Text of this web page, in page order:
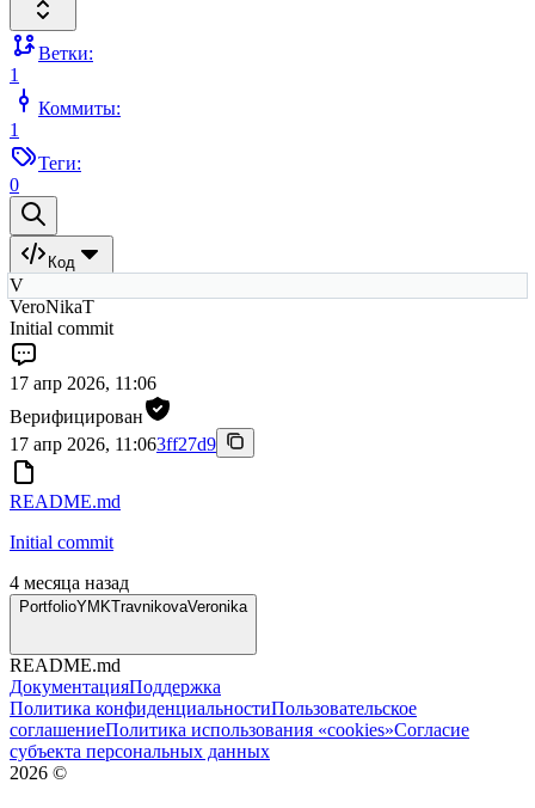
Ветки:
1
Коммиты:
1
Теги:
0
Код
V
VeroNikaT
Initial commit
17 апр 2026, 11:06
Верифицирован
17 апр 2026, 11:063ff27d9
README.md
Initial commit
4 месяца назад
PortfolioYMKTravnikovaVeronika
README.md
ДокументацияПоддержка
Политика конфиденциальностиПользовательское
соглашениеПолитика использования «cookies»Согласие
субъекта персональных данных
2026 ©